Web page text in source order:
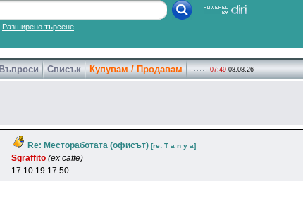
Разширено търсене
Въпроси Списък Купувам / Продавам 07:49 08.08.26
Re: Местоработата (офисът) [re: T a n y a]
Sgraffito (ex caffe)
17.10.19 17:50